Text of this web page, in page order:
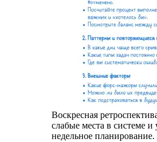
Воскресная
слабые места в системе и
недельное планирование.